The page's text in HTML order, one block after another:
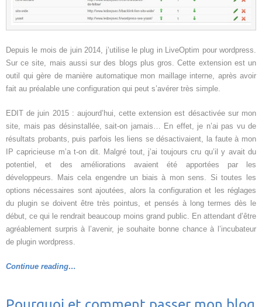
Depuis le mois de juin 2014, j’utilise le plug in LiveOptim pour wordpress.
Sur ce site, mais aussi sur des blogs plus gros. Cette extension est un
outil qui gère de manière automatique mon maillage interne, après avoir
fait au préalable une configuration qui peut s’avérer très simple.
EDIT de juin 2015 : aujourd’hui, cette extension est désactivée sur mon
site, mais pas désinstallée, sait-on jamais… En effet, je n’ai pas vu de
résultats probants, puis parfois les liens se désactivaient, la faute à mon
IP capricieuse m’a t-on dit. Malgré tout, j’ai toujours cru qu’il y avait du
potentiel, et des améliorations avaient été apportées par les
développeurs. Mais cela engendre un biais à mon sens. Si toutes les
options nécessaires sont ajoutées, alors la configuration et les réglages
du plugin se doivent être très pointus, et pensés à long termes dès le
début, ce qui le rendrait beaucoup moins grand public. En attendant d’être
agréablement surpris à l’avenir, je souhaite bonne chance à l’incubateur
de plugin wordpress.
Continue reading…